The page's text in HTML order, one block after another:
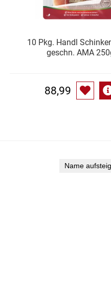
10 Pkg. Handl
geschn. AMA
88,99